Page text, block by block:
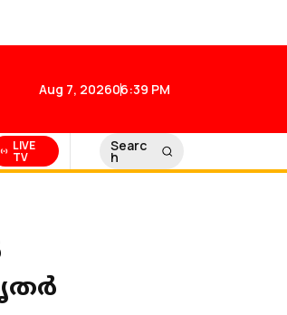
Aug 7, 202606:39 PM
LIVE
TV
Searc
h